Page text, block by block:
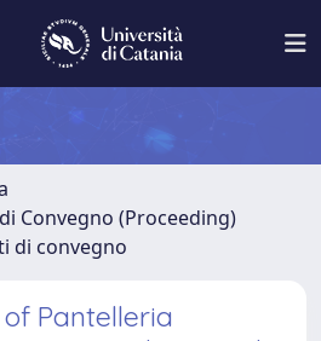
Convegno (Proceeding)
di convegno
Pantelleria